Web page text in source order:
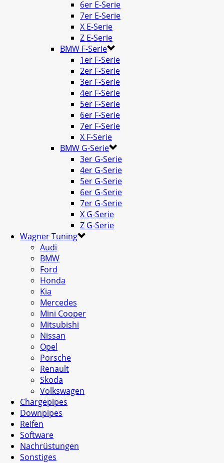
6er E-Serie
7er E-Serie
X E-Serie
Z E-Serie
BMW F-Serie
1er F-Serie
2er F-Serie
3er F-Serie
4er F-Serie
5er F-Serie
6er F-Serie
7er F-Serie
X F-Serie
BMW G-Serie
3er G-Serie
4er G-Serie
5er G-Serie
6er G-Serie
7er G-Serie
X G-Serie
Z G-Serie
Wagner Tuning
Audi
BMW
Ford
Honda
Kia
Mercedes
Mini Cooper
Mitsubishi
Nissan
Opel
Porsche
Renault
Skoda
Volkswagen
Chargepipes
Downpipes
Reifen
Software
Nachrüstungen
Sonstiges